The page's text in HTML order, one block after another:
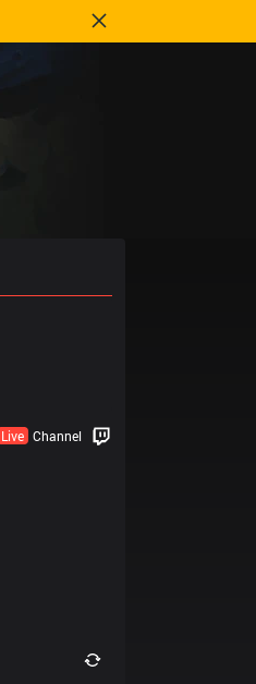
Live Channel